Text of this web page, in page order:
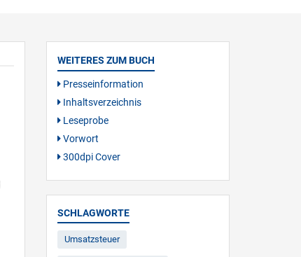
WEITERES ZUM BUCH
Presseinformation
Inhaltsverzeichnis
Leseprobe
Vorwort
300dpi Cover
SCHLAGWORTE
Umsatzsteuer